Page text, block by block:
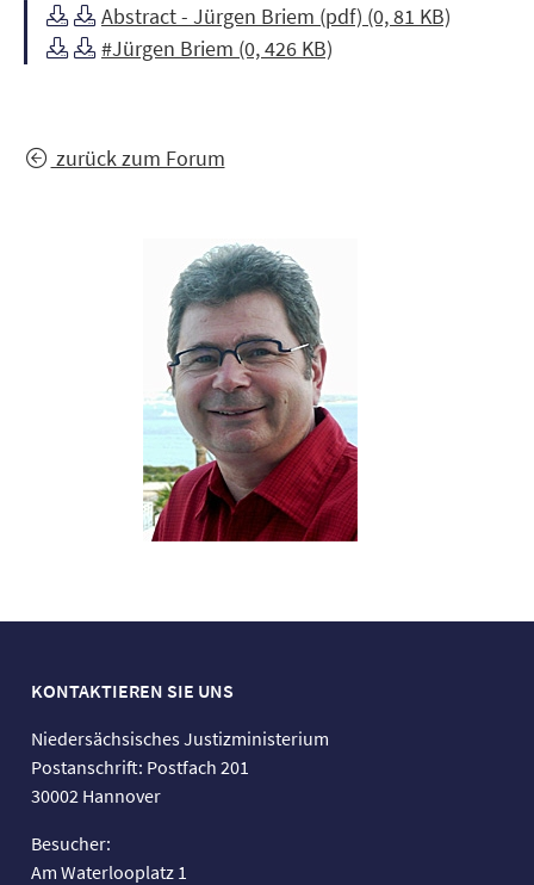
Abstract - Jürgen Briem (pdf) (0, 81 KB)
#Jürgen Briem (0, 426 KB)
zurück zum Forum
KONTAKTIEREN SIE UNS
Niedersächsisches Justizministerium
Postanschrift: Postfach 201
30002 Hannover
Besucher:
Am Waterlooplatz 1